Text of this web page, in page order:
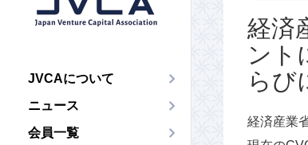
JVCAについて
ニュース
会員一覧
経済
ント
らび
経済産業